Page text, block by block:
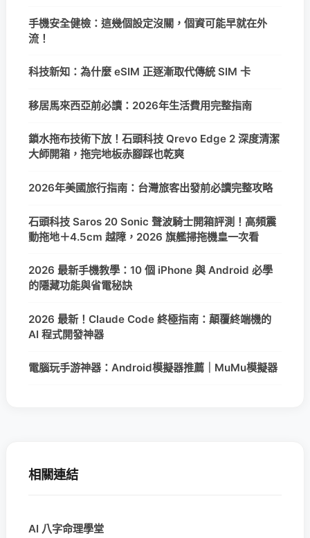
手機安全健檢：這幾個設定沒關，個資可能早就在外
流！
科技新知：為什麼 eSIM 正逐漸取代傳統 SIM 卡
移居馬來西亞前必讀：2026年生活費用完整指南
鎖水拖布技術下放！石頭科技 Qrevo Edge 2 深度清潔
大師開箱，拖完地板赤腳踩也乾爽
2026年美國旅行指南：台灣旅客出發前必讀完整攻略
石頭科技 Saros 20 Sonic 聲波騎士開箱評測！高頻震
動拖地＋4.5cm 越障，2026 旗艦掃拖機皇一次看
2026 最新手機教學：10 個 iPhone 與 Android 必學
的隱藏功能與省電秘訣
2026 最新！Claude Code 終極指南：顛覆終端機的
AI 程式開發神器
電腦玩手游神器：Android模擬器推薦｜MuMu模擬器
相關連結
AI 八字命理學堂